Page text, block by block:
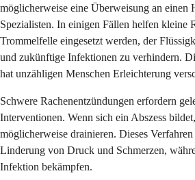
möglicherweise eine Überweisung an einen
Spezialisten. In einigen Fällen helfen kleine
Trommelfelle eingesetzt werden, der
und zukünftige Infektionen zu verhindern.
hat unzähligen Menschen Erleichterung
Schwere Rachenentzündungen erfordern
Interventionen. Wenn sich ein Abszess
möglicherweise drainieren. Dieses
Linderung von Druck und Schmerzen,
Infektion bekämpfen.